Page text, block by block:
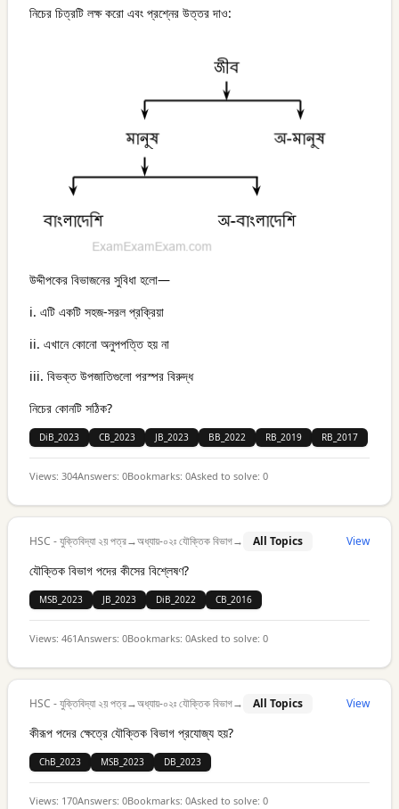
নিচের চিত্রটি লক্ষ করো এবং প্রশ্নের উত্তর দাও:
উদ্দীপকের বিভাজনের সুবিধা হলো—
i. এটি একটি সহজ-সরল প্রক্রিয়া
ii. এখানে কোনো অনুপপত্তি হয় না
iii. বিভক্ত উপজাতিগুলো পরস্পর বিরুদ্ধ
নিচের কোনটি সঠিক?
DiB_2023 CB_2023 JB_2023 BB_2022 RB_2019 RB_2017
Views: 304Answers: 0Bookmarks: 0Asked to solve: 0
HSC - যুক্তিবিদ্যা ২য় পত্র→অধ্যায়-০২ঃ যৌক্তিক বিভাগ→ All Topics View
যৌক্তিক বিভাগ পদের কীসের বিশ্লেষণ?
MSB_2023 JB_2023 DiB_2022 CB_2016
Views: 461Answers: 0Bookmarks: 0Asked to solve: 0
HSC - যুক্তিবিদ্যা ২য় পত্র→অধ্যায়-০২ঃ যৌক্তিক বিভাগ→ All Topics View
কীরূপ পদের ক্ষেত্রে যৌক্তিক বিভাগ প্রযোজ্য হয়?
ChB_2023 MSB_2023 DB_2023
Views: 170Answers: 0Bookmarks: 0Asked to solve: 0